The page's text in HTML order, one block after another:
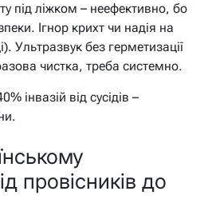
під ліжком – неефективно, бо
Ігнор крихт чи надія на
Ультразвук без герметизації
чистка, треба системно.
інвазій від сусідів –
провісників до